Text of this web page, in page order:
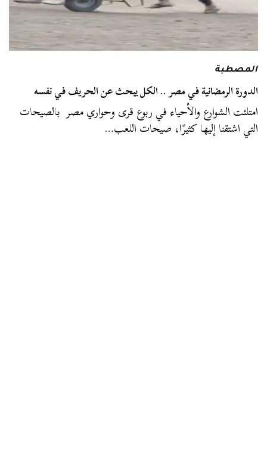
المصطبة
الدورة الرمضانية في مصر .. الكل يبحث عن الحريف في نفسه
امتلئت الشوارع والأحياء في ربوع قرى وحواري مصر بالصيحات
التي اشتقنا إليها كثيرًا، صيحات اللعب…